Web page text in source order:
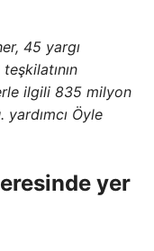
45 yargı
ilgili 835 milyon
yardımcı Öyle
yer